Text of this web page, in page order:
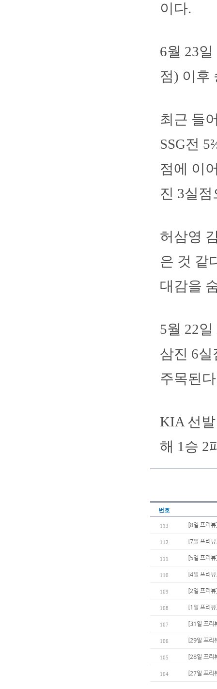
이다.
6월 23
점) 이후
최근 들
SSG전
점에 이
진 3실
허삼영
은 것 같
대감을
5월 22
삼진 6
주목된
KIA 선
해 1승 2
번호
113 [8일 프리
112 [7일 프리
111 [5일 프리
110 [4일 프리
109 [2일 프리
108 [1일 프리
107 [31일 프리
106 [29일 프리
105 [28일 프리
104 [27일 프리